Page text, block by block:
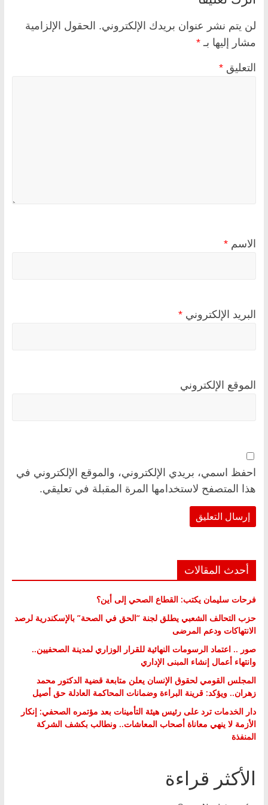
لن يتم نشر عنوان بريدك الإلكتروني. الحقول الإلزامية
مشار إليها بـ *
التعليق *
الاسم *
البريد الإلكتروني *
الموقع الإلكتروني
احفظ اسمي، بريدي الإلكتروني، والموقع الإلكتروني في
هذا المتصفح لاستخدامها المرة المقبلة في تعليقي.
أحدث المقالات
فرحات سليمان يكتب: القطاع الصحي إلى أين؟
حزب التحالف الشعبي يطلق لجنة “الحق في الصحة” بالإسكندرية لرصد
الانتهاكات ودعم المرضى
صور .. اعتماد الرسومات النهائية للقرار الوزاري لمدينة الصحفيين..
وانتهاء أعمال إنشاء المبنى الإداري
المجلس القومي لحقوق الإنسان يعلن متابعة قضية الدكتور محمد
زهران.. ويؤكد: قرينة البراءة وضمانات المحاكمة العادلة حق أصيل
دار الخدمات ترد على رئيس هيئة التأمينات بعد مؤتمره الصحفي: إنكار
الأزمة لا ينهي معاناة أصحاب المعاشات.. ونطالب بكشف الشركة
المنفذة
الأكثر قراءة